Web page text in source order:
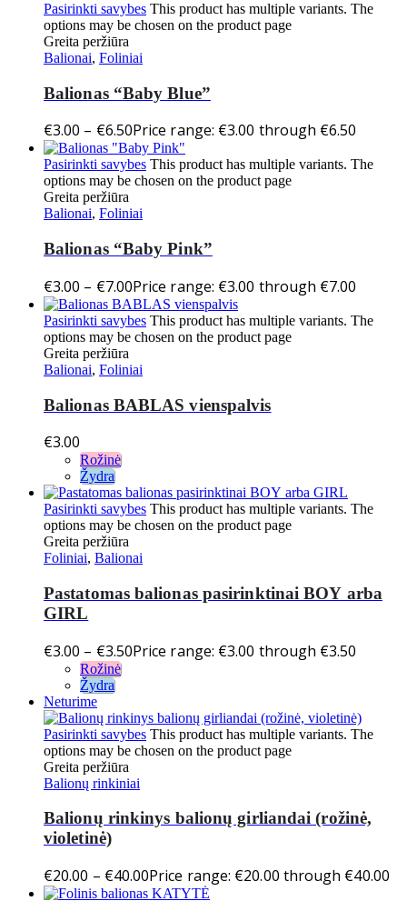
Pasirinkti savybes This product has multiple variants. The
options may be chosen on the product page
Greita peržiūra
Balionai, Foliniai
Balionas “Baby Blue”
€3.00 – €6.50Price range: €3.00 through €6.50
Pasirinkti savybes This product has multiple variants. The
options may be chosen on the product page
Greita peržiūra
Balionai, Foliniai
Balionas “Baby Pink”
€3.00 – €7.00Price range: €3.00 through €7.00
Pasirinkti savybes This product has multiple variants. The
options may be chosen on the product page
Greita peržiūra
Balionai, Foliniai
Balionas BABLAS vienspalvis
€3.00
Rožinė
Žydra
Pasirinkti savybes This product has multiple variants. The
options may be chosen on the product page
Greita peržiūra
Foliniai, Balionai
Pastatomas balionas pasirinktinai BOY arba
GIRL
€3.00 – €3.50Price range: €3.00 through €3.50
Rožinė
Žydra
Neturime
Pasirinkti savybes This product has multiple variants. The
options may be chosen on the product page
Greita peržiūra
Balionų rinkiniai
Balionų rinkinys balionų girliandai (rožinė,
violetinė)
€20.00 – €40.00Price range: €20.00 through €40.00